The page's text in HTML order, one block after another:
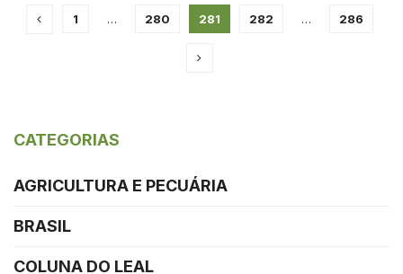
1 … 280 281 282 … 286
CATEGORIAS
AGRICULTURA E PECUÁRIA
BRASIL
COLUNA DO LEAL